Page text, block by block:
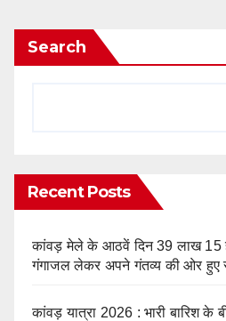
Search
Recent Posts
कांवड़ मेले के आठवें दिन 39 लाख 15
गंगाजल लेकर अपने गंतव्य की ओर हुए
कांवड़ यात्रा 2026 : भारी बारिश के